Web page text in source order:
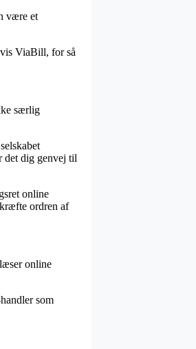
være et
ViaBill, for så
særlig
det dig genvej til
online
ordren af
online
som